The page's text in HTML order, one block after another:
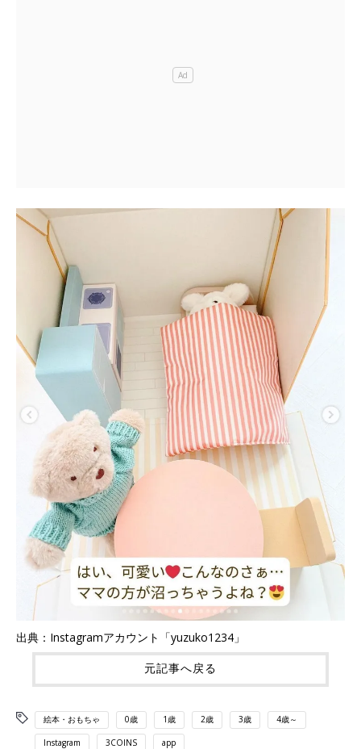
出典：Instagramアカウント「yuzuko1234」
元記事へ戻る
絵本・おもちゃ 0歳 1歳 2歳 3歳 4歳～
Instagram 3COINS app